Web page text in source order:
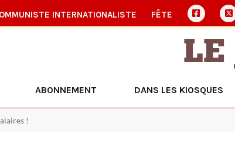
INTERNATIONALISTE FÊTE
LE
ABONNEMENT DANS LES KIOSQUES
!